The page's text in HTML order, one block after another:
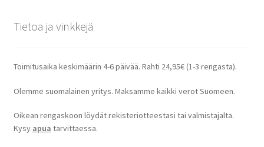
Tietoa ja vinkkejä
Toimitusaika keskimäärin 4-6 päivää. Rahti 24,95€ (1-3 rengasta).
Olemme suomalainen yritys. Maksamme kaikki verot Suomeen.
Oikean rengaskoon löydät rekisteriotteestasi tai valmistajalta.
Kysy apua tarvittaessa.